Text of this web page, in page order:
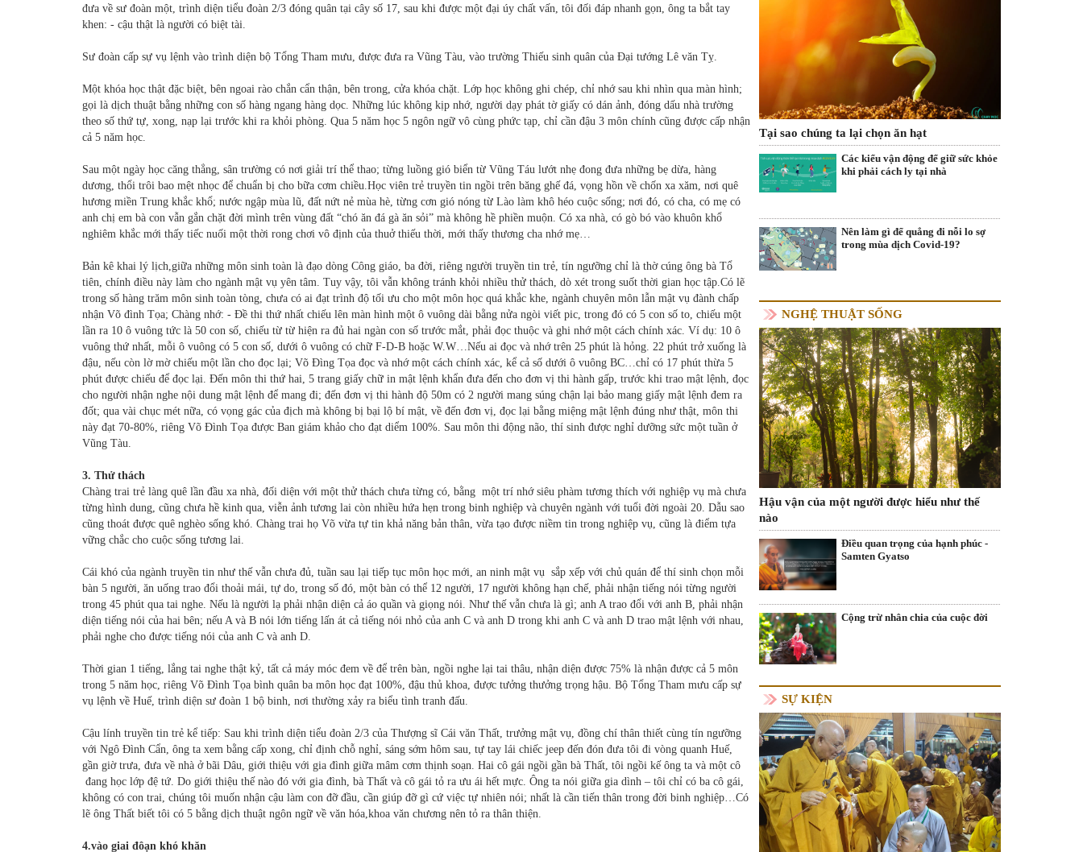
đưa về sư đoàn một, trình diện tiểu đoàn 2/3 đóng quân tại cây số 17, sau khi được một đại úy chất vấn, tôi đối đáp nhanh gọn, ông ta bắt tay
khen: - cậu thật là người có biệt tài.
Sư đoàn cấp sự vụ lệnh vào trình diện bộ Tổng Tham mưu, được đưa ra Vũng Tàu, vào trường Thiếu sinh quân của Đại tướng Lê văn Tỵ.
Một khóa học thật đặc biệt, bên ngoai rào chắn cẩn thận, bên trong, cửa khóa chặt. Lớp học không ghi chép, chỉ nhớ sau khi nhìn qua màn hình;
gọi là dịch thuật bằng những con số hàng ngang hàng dọc. Những lúc không kịp nhớ, người dạy phát tờ giấy có dán ảnh, đóng dấu nhà trường
theo số thứ tự, xong, nạp lại trước khi ra khỏi phòng. Qua 5 năm học 5 ngôn ngữ vô cùng phức tạp, chỉ cần đậu 3 môn chính cũng được cấp nhận
cả 5 năm học.
Sau một ngày học căng thẳng, sân trường có nơi giải trí thể thao; từng luồng gió biển từ Vũng Táu lướt nhẹ đong đưa những bẹ dừa, hàng
dương, thổi trôi bao mệt nhọc để chuẩn bị cho bữa cơm chiều.Học viên trẻ truyền tin ngồi trên băng ghế đá, vọng hồn về chốn xa xăm, nơi quê
hương miền Trung khắc khổ; nước ngập mùa lũ, đất nứt nẻ mùa hè, từng cơn gió nóng từ Lào làm khô héo cuộc sống; nơi đó, có cha, có mẹ có
anh chị em bà con vẫn gắn chặt đời mình trên vùng đất “chó ăn đá gà ăn sỏi” mà không hề phiền muộn. Có xa nhà, có gò bó vào khuôn khổ
nghiêm khắc mới thấy tiếc nuối một thời rong chơi vô định của thuở thiếu thời, mới thấy thương cha nhớ mẹ…
Bản kê khai lý lịch,giữa những môn sinh toàn là đạo dòng Công giáo, ba đời, riêng người truyền tin trẻ, tín ngưỡng chỉ là thờ cúng ông bà Tổ
tiên, chính điều này làm cho ngành mật vụ yên tâm. Tuy vậy, tôi vẫn không tránh khỏi nhiều thử thách, dò xét trong suốt thời gian học tập.Có lẽ
trong số hàng trăm môn sinh toàn tòng, chưa có ai đạt trình độ tối ưu cho một môn học quá khắc khe, ngành chuyên môn lẫn mật vụ đành chấp
nhận Võ đình Tọa; Chàng nhớ: - Đề thi thứ nhất chiếu lên màn hình một ô vuông dài bằng nửa ngòi viết pic, trong đó có 5 con số to, chiếu một
lần ra 10 ô vuông tức là 50 con số, chiếu từ từ hiện ra đủ hai ngàn con số trước mắt, phải đọc thuộc và ghi nhớ một cách chính xác. Ví dụ: 10 ô
vuông thứ nhất, mỗi ô vuông có 5 con số, dưới ô vuông có chữ F-D-B hoặc W.W…Nếu ai đọc và nhớ trên 25 phút là hỏng. 22 phút trở xuống là
đậu, nếu còn lờ mờ chiếu một lần cho đọc lại; Võ Đìng Tọa đọc và nhớ một cách chính xác, kể cả số dưới ô vuông BC…chỉ có 17 phút thừa 5
phút được chiếu để đọc lại. Đến môn thi thứ hai, 5 trang giấy chữ in mật lệnh khẩn đưa đến cho đơn vị thi hành gấp, trước khi trao mật lệnh, đọc
cho người nhận nghe nội dung mật lệnh để mang đi; đến đơn vị thi hành độ 50m có 2 người mang súng chận lại bảo mang giấy mật lệnh đem ra
đốt; qua vài chục mét nữa, có vọng gác của địch mà không bị bại lộ bí mật, về đến đơn vị, đọc lại bằng miệng mật lệnh đúng như thật, môn thi
này đạt 70-80%, riêng Võ Đình Tọa được Ban giám khảo cho đạt diểm 100%. Sau môn thi động não, thí sinh được nghỉ dưỡng sức một tuần ở
Vũng Tàu.
3. Thử thách
Chàng trai trẻ làng quê lần đầu xa nhà, đối diện với một thử thách chưa từng có, bằng một trí nhớ siêu phàm tương thích với nghiệp vụ mà chưa
từng hình dung, cũng chưa hề kinh qua, viễn ảnh tương lai còn nhiều hứa hẹn trong binh nghiệp và chuyên ngành với tuổi đời ngoài 20. Dẫu sao
cũng thoát được quê nghèo sống khó. Chàng trai họ Võ vừa tự tin khả năng bản thân, vừa tạo được niềm tin trong nghiệp vụ, cũng là điểm tựa
vững chắc cho cuộc sống tương lai.
Cái khó của ngành truyền tin như thế vẫn chưa đủ, tuần sau lại tiếp tục môn học mới, an ninh mật vụ sắp xếp với chủ quán để thí sinh chọn mỗi
bàn 5 người, ăn uống trao đổi thoải mái, tự do, trong số đó, một bàn có thể 12 người, 17 người không hạn chế, phải nhận tiếng nói từng người
trong 45 phút qua tai nghe. Nếu là người lạ phải nhận diện cả áo quần và giọng nói. Như thế vẫn chưa là gì; anh A trao đổi với anh B, phải nhận
diện tiếng nói của hai bên; nếu A và B nói lớn tiếng lấn át cả tiếng nói nhỏ của anh C và anh D trong khi anh C và anh D trao mật lệnh với nhau,
phải nghe cho được tiếng nói của anh C và anh D.
Thời gian 1 tiếng, lắng tai nghe thật kỷ, tất cả máy móc đem về để trên bàn, ngồi nghe lại tai thâu, nhận diện được 75% là nhận được cả 5 môn
trong 5 năm học, riêng Võ Đình Tọa bình quân ba môn học đạt 100%, đậu thủ khoa, được tưởng thưởng trọng hậu. Bộ Tổng Tham mưu cấp sự
vụ lệnh về Huế, trình diện sư đoàn 1 bộ binh, nơi thường xảy ra biểu tình tranh đấu.
Cậu lính truyền tin trẻ kể tiếp: Sau khi trình diện tiểu đoàn 2/3 của Thượng sĩ Cái văn Thất, trưởng mật vụ, đồng chí thân thiết cùng tín ngưỡng
với Ngô Đình Cẩn, ông ta xem bằng cấp xong, chỉ định chỗ nghỉ, sáng sớm hôm sau, tự tay lái chiếc jeep đến đón đưa tôi đi vòng quanh Huế,
gần giờ trưa, đưa về nhà ở bãi Dâu, giới thiệu với gia đình giữa mâm cơm thịnh soạn. Hai cô gái ngồi gần bà Thất, tôi ngồi kế ông ta và một cô
đang học lớp đệ tứ. Do giới thiệu thế nào đó với gia đình, bà Thất và cô gái tỏ ra ưu ái hết mực. Ông ta nói giữa gia dình – tôi chỉ có ba cô gái,
không có con trai, chúng tôi muốn nhận cậu làm con đỡ đầu, cần giúp đỡ gì cứ việc tự nhiên nói; nhất là cần tiến thân trong đời binh nghiệp…Có
lẽ ông Thất biết tôi có 5 bằng dịch thuật ngôn ngữ về văn hóa,khoa văn chương nên tỏ ra thân thiện.
4.vào giai đôạn khó khăn
Tại sao chúng ta lại chọn ăn hạt
Các kiểu vận động để giữ sức khỏe
khi phải cách ly tại nhà
Nên làm gì để quẳng đi nỗi lo sợ
trong mùa dịch Covid-19?
NGHỆ THUẬT SỐNG
Hậu vận của một người được hiểu như thế
nào
Điều quan trọng của hạnh phúc -
Samten Gyatso
Cộng trừ nhân chia của cuộc đời
SỰ KIỆN